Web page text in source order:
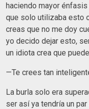
haciendo mayor
que solo utilizaba esto
creas que no me doy
yo decido dejar esto,
un idiota crea que
—Te crees tan
La burla solo era
ser así ya tendría un